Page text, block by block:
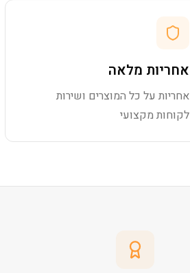
אחריות מלאה
אחריות על כל המוצרים ושירות
לקוחות מקצועי